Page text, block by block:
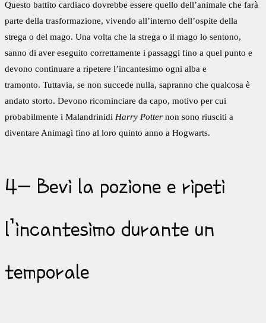
Questo battito cardiaco dovrebbe essere quello dell’animale che farà
parte della trasformazione, vivendo all’interno dell’ospite della
strega o del mago. Una volta che la strega o il mago lo sentono,
sanno di aver eseguito correttamente i passaggi fino a quel punto e
devono continuare a ripetere l’incantesimo ogni alba e
tramonto. Tuttavia, se non succede nulla, sapranno che qualcosa è
andato storto. Devono ricominciare da capo, motivo per cui
probabilmente i Malandrinidi Harry Potter non sono riusciti a
diventare Animagi fino al loro quinto anno a Hogwarts.
4- Bevi la pozione e ripeti
l’incantesimo durante un
temporale